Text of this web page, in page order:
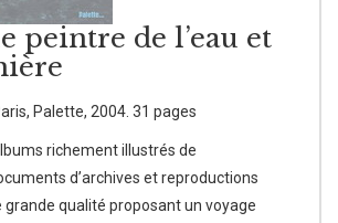
peintre de l’eau et
Palette, 2004. 31 pages
richement illustrés de
d’archives et reproductions
grande qualité proposant un voyage